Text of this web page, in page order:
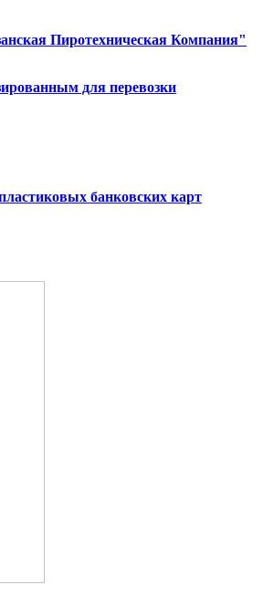
Пиротехническая Компания"
для перевозки
банковских карт